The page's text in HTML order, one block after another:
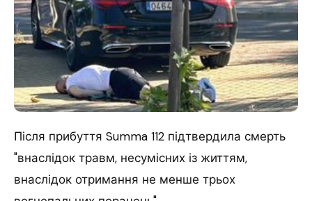
Після прибуття Summa 112 підтвердила смерть
"внаслідок травм, несумісних із життям,
внаслідок отримання не менше трьох